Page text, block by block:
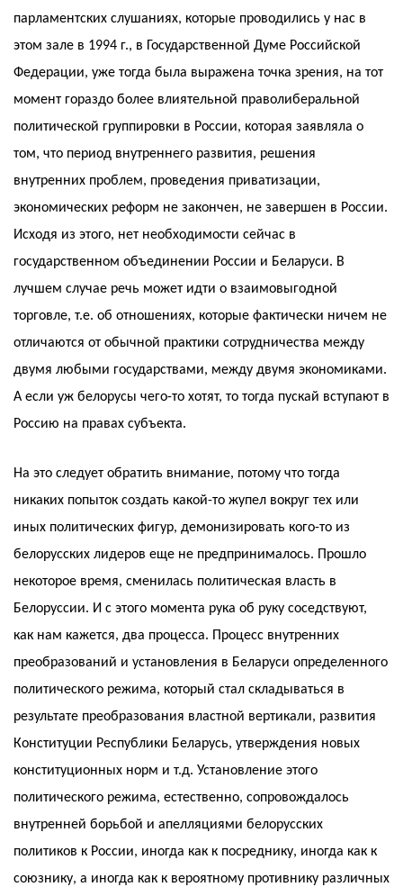
парламентских слушаниях, которые проводились у нас в
этом зале в 1994 г., в Государственной Думе Российской
Федерации, уже тогда была выражена точка зрения, на тот
момент гораздо более влиятельной праволиберальной
политической группировки в России, которая заявляла о
том, что период внутреннего развития, решения
внутренних проблем, проведения приватизации,
экономических реформ не закончен, не завершен в России.
Исходя из этого, нет необходимости сейчас в
государственном объединении России и Беларуси. В
лучшем случае речь может идти о взаимовыгодной
торговле, т.е. об отношениях, которые фактически ничем не
отличаются от обычной практики сотрудничества между
двумя любыми государствами, между двумя экономиками.
А если уж белорусы чего-то хотят, то тогда пускай вступают в
Россию на правах субъекта.
На это следует обратить внимание, потому что тогда
никаких попыток создать какой-то жупел вокруг тех или
иных политических фигур, демонизировать кого-то из
белорусских лидеров еще не предпринималось. Прошло
некоторое время, сменилась политическая власть в
Белоруссии. И с этого момента рука об руку соседствуют,
как нам кажется, два процесса. Процесс внутренних
преобразований и установления в Беларуси определенного
политического режима, который стал складываться в
результате преобразования властной вертикали, развития
Конституции Республики Беларусь, утверждения новых
конституционных норм и т.д. Установление этого
политического режима, естественно, сопровождалось
внутренней борьбой и апелляциями белорусских
политиков к России, иногда как к посреднику, иногда как к
союзнику, а иногда как к вероятному противнику различных